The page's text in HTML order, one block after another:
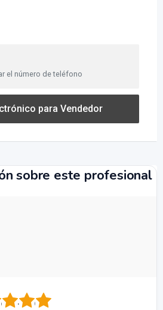
el número de teléfono
para Vendedor
sobre este profesional
5
4